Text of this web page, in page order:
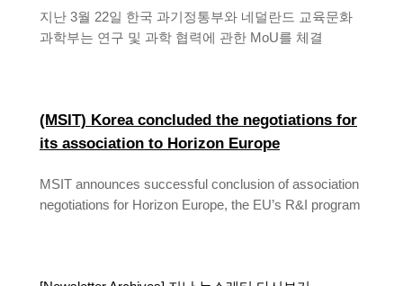
지난 3월 22일 한국 과기정통부와 네덜란드 교육문화
과학부는 연구 및 과학 협력에 관한 MoU를 체결
(MSIT) Korea concluded the negotiations for
its association to Horizon Europe
MSIT announces successful conclusion of association
negotiations for Horizon Europe, the EU’s R&I program